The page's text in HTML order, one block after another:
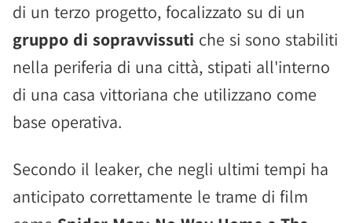
di un terzo progetto, focalizzato su di un
gruppo di sopravvissuti che si sono stabiliti
nella periferia di una città, stipati all'interno
di una casa vittoriana che utilizzano come
base operativa.
Secondo il leaker, che negli ultimi tempi ha
anticipato correttamente le trame di film